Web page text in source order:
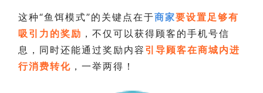
这种“鱼饵模式”的关键点在于商家要设置足够有
吸引力的奖励 ，不仅可以获得顾客的手机号信
息，同时还能通过奖励内容 引导顾客在商城内进
行消费转化 ，一举两得！